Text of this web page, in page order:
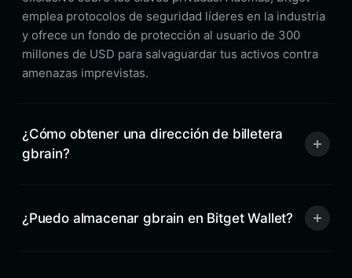
emplea protocolos de seguridad líderes en la industria
y ofrece un fondo de protección al usuario de 300
millones de USD para salvaguardar tus activos contra
amenazas imprevistas.
¿Cómo obtener una dirección de billetera
gbrain?
¿Puedo almacenar gbrain en Bitget Wallet?